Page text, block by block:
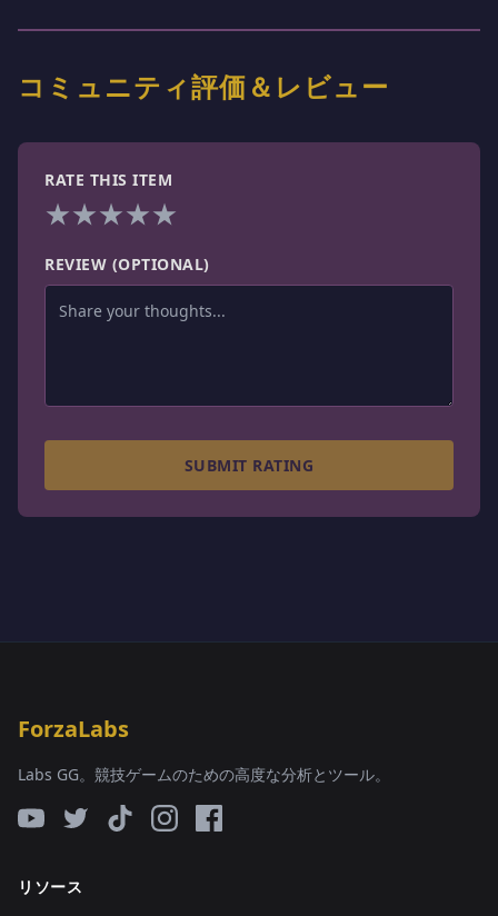
コミュニティ評価＆レビュー
RATE THIS ITEM
★★★★★
REVIEW (OPTIONAL)
SUBMIT RATING
ForzaLabs
Labs GG。競技ゲームのための高度な分析とツール。
リソース